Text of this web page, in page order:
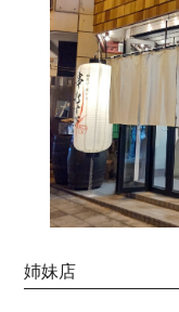
姉妹店